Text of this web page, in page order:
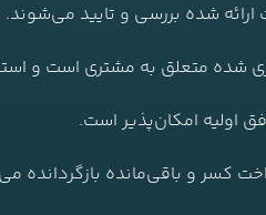
شده بررسی و تایید می‌شوند.
شده متعلق به مشتری است و
اولیه امکان‌پذیر است.